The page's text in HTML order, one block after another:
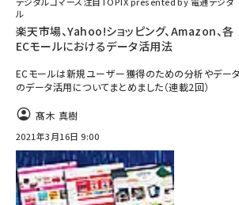
ル
楽天市場、Yahoo!ショッピング、Amazon、各
ECモールにおけるデータ活用法
ECモールは新規ユーザー獲得のための分析やデー
のデータ活用についてまとめました（連載2回）
髙木 真樹
2021年3月16日 9:00